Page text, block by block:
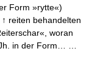
Form »rytte«)
reiten behandelten
woran
Jh. in der Form… …